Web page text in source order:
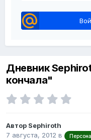
Дневник
кончала"
Автор Sephiroth
7 августа, 2012 в